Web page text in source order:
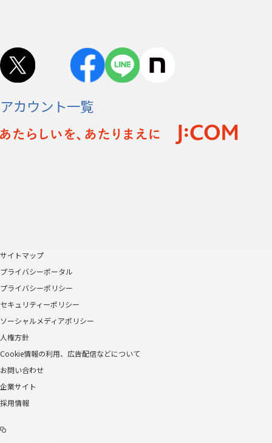
アカウント一覧
サイトマップ
プライバシーポータル
プライバシーポリシー
セキュリティーポリシー
ソーシャルメディアポリシー
人権方針
Cookie情報の利用、広告配信などについて
お問い合わせ
企業サイト
採用情報